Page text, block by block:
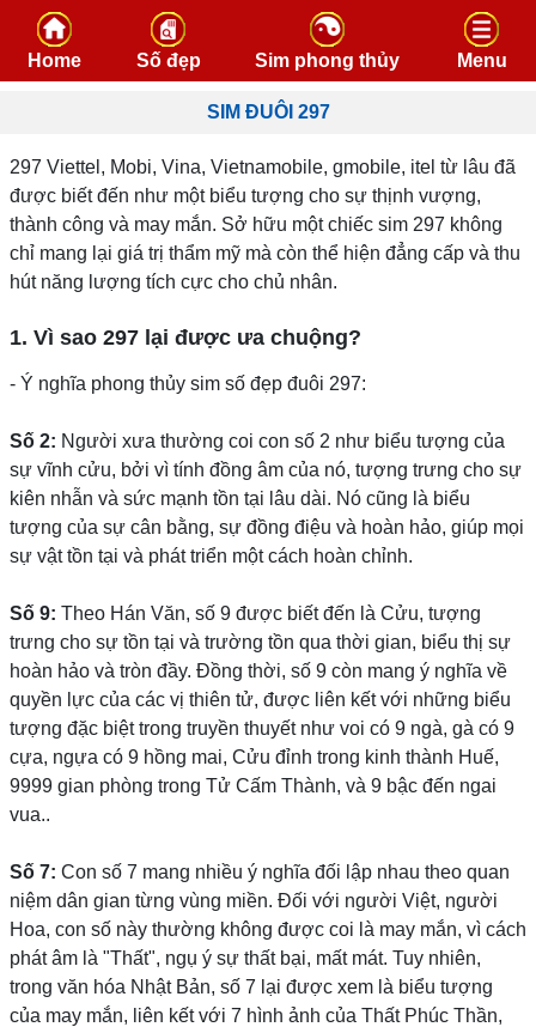
Skip to content
Home Số đẹp Sim phong thủy Menu
SIM ĐUÔI 297
297 Viettel, Mobi, Vina, Vietnamobile, gmobile, itel từ lâu đã
được biết đến như một biểu tượng cho sự thịnh vượng,
thành công và may mắn. Sở hữu một chiếc sim 297 không
chỉ mang lại giá trị thẩm mỹ mà còn thể hiện đẳng cấp và thu
hút năng lượng tích cực cho chủ nhân.
1. Vì sao 297 lại được ưa chuộng?
- Ý nghĩa phong thủy sim số đẹp đuôi 297:
Số 2: Người xưa thường coi con số 2 như biểu tượng của
sự vĩnh cửu, bởi vì tính đồng âm của nó, tượng trưng cho sự
kiên nhẫn và sức mạnh tồn tại lâu dài. Nó cũng là biểu
tượng của sự cân bằng, sự đồng điệu và hoàn hảo, giúp mọi
sự vật tồn tại và phát triển một cách hoàn chỉnh.
Số 9: Theo Hán Văn, số 9 được biết đến là Cửu, tượng
trưng cho sự tồn tại và trường tồn qua thời gian, biểu thị sự
hoàn hảo và tròn đầy. Đồng thời, số 9 còn mang ý nghĩa về
quyền lực của các vị thiên tử, được liên kết với những biểu
tượng đặc biệt trong truyền thuyết như voi có 9 ngà, gà có 9
cựa, ngựa có 9 hồng mai, Cửu đỉnh trong kinh thành Huế,
9999 gian phòng trong Tử Cấm Thành, và 9 bậc đến ngai
vua..
Số 7: Con số 7 mang nhiều ý nghĩa đối lập nhau theo quan
niệm dân gian từng vùng miền. Đối với người Việt, người
Hoa, con số này thường không được coi là may mắn, vì cách
phát âm là "Thất", ngụ ý sự thất bại, mất mát. Tuy nhiên,
trong văn hóa Nhật Bản, số 7 lại được xem là biểu tượng
của may mắn, liên kết với 7 hình ảnh của Thất Phúc Thần,